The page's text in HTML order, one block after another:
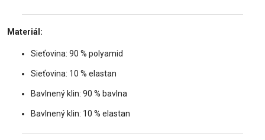
Materiál:
Sieťovina: 90 % polyamid
Sieťovina: 10 % elastan
Bavlnený klin: 90 % bavlna
Bavlnený klin: 10 % elastan